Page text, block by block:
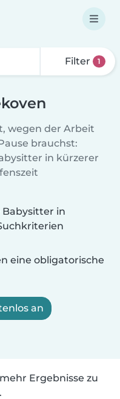
Filter 1
wegen der Arbeit
brauchst:
in kürzerer
in
eine obligatorische
an
Ergebnisse zu